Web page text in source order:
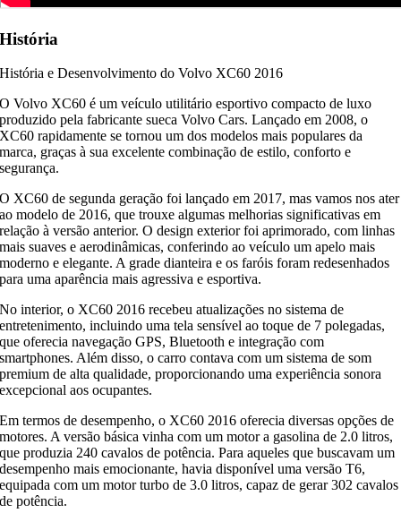
História
História e Desenvolvimento do Volvo XC60 2016
O Volvo XC60 é um veículo utilitário esportivo compacto de luxo
produzido pela fabricante sueca Volvo Cars. Lançado em 2008, o
XC60 rapidamente se tornou um dos modelos mais populares da
marca, graças à sua excelente combinação de estilo, conforto e
segurança.
O XC60 de segunda geração foi lançado em 2017, mas vamos nos ater
ao modelo de 2016, que trouxe algumas melhorias significativas em
relação à versão anterior. O design exterior foi aprimorado, com linhas
mais suaves e aerodinâmicas, conferindo ao veículo um apelo mais
moderno e elegante. A grade dianteira e os faróis foram redesenhados
para uma aparência mais agressiva e esportiva.
No interior, o XC60 2016 recebeu atualizações no sistema de
entretenimento, incluindo uma tela sensível ao toque de 7 polegadas,
que oferecia navegação GPS, Bluetooth e integração com
smartphones. Além disso, o carro contava com um sistema de som
premium de alta qualidade, proporcionando uma experiência sonora
excepcional aos ocupantes.
Em termos de desempenho, o XC60 2016 oferecia diversas opções de
motores. A versão básica vinha com um motor a gasolina de 2.0 litros,
que produzia 240 cavalos de potência. Para aqueles que buscavam um
desempenho mais emocionante, havia disponível uma versão T6,
equipada com um motor turbo de 3.0 litros, capaz de gerar 302 cavalos
de potência.